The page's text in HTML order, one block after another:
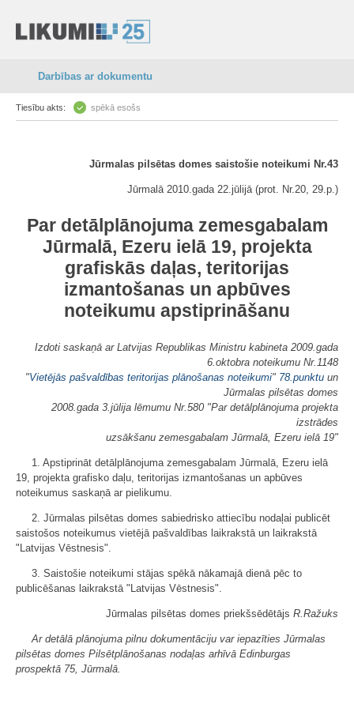
Darbības ar dokumentu
Tiesību akts: spēkā esošs
Jūrmalas pilsētas domes saistošie noteikumi Nr.43
Jūrmalā 2010.gada 22.jūlijā (prot. Nr.20, 29.p.)
Par detālplānojuma zemesgabalam
Jūrmalā, Ezeru ielā 19, projekta
grafiskās daļas, teritorijas
izmantošanas un apbūves
noteikumu apstiprināšanu
Izdoti saskaņā ar Latvijas Republikas Ministru kabineta 2009.gada
6.oktobra noteikumu Nr.1148
"Vietējās pašvaldības teritorijas plānošanas noteikumi" 78.punktu un
Jūrmalas pilsētas domes
2008.gada 3.jūlija lēmumu Nr.580 "Par detālplānojuma projekta
izstrādes
uzsākšanu zemesgabalam Jūrmalā, Ezeru ielā 19"
1. Apstiprināt detālplānojuma zemesgabalam Jūrmalā, Ezeru ielā
19, projekta grafisko daļu, teritorijas izmantošanas un apbūves
noteikumus saskaņā ar pielikumu.
2. Jūrmalas pilsētas domes sabiedrisko attiecību nodaļai publicēt
saistošos noteikumus vietējā pašvaldības laikrakstā un laikrakstā
"Latvijas Vēstnesis".
3. Saistošie noteikumi stājas spēkā nākamajā dienā pēc to
publicēšanas laikrakstā "Latvijas Vēstnesis".
Jūrmalas pilsētas domes priekšsēdētājs R.Ražuks
Ar detālā plānojuma pilnu dokumentāciju var iepazīties Jūrmalas
pilsētas domes Pilsētplānošanas nodaļas arhīvā Edinburgas
prospektā 75, Jūrmalā.